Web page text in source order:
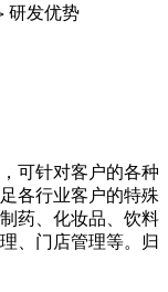
研发优势
可针对客户的各种
各行业客户的特殊
药、化妆品、饮料
、门店管理等。归